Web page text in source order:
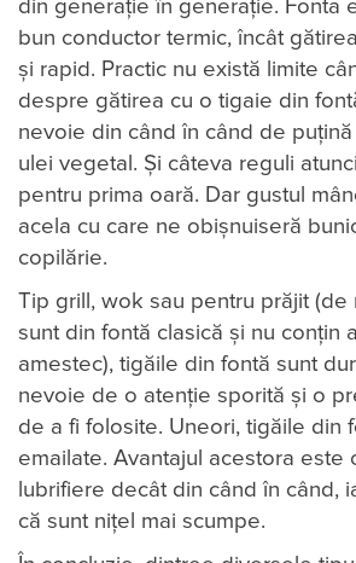
din generație în generație. Fonta
bun conductor termic, încât
și rapid. Practic nu există limite
despre gătirea cu o tigaie din
nevoie din când în când de
ulei vegetal. Și câteva reguli
pentru prima oară. Dar gustul
acela cu care ne obișnuiseră
copilărie.
Tip grill, wok sau pentru prăjit (de
sunt din fontă clasică și nu conțin
amestec), tigăile din fontă sunt
nevoie de o atenție sporită și o
de a fi folosite. Uneori, tigăile din
emailate. Avantajul acestora este
lubrifiere decât din când în când,
că sunt nițel mai scumpe.